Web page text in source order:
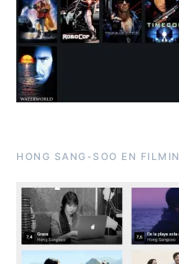
HONG SANG-SOO EN FILMIN